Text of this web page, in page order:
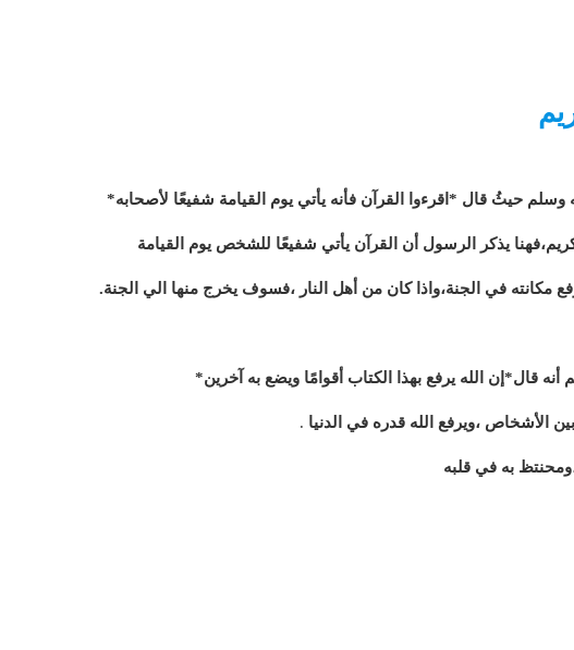
حيثُ قال *اقرءوا القرآن فأنه يأتي يوم القيامة شفيعًا لأصحابه*
يذكر الرسول أن القرآن يأتي شفيعًا للشخص يوم القيامة
مكانته في الجنة،واذا كان من أهل النار ،فسوف يخرج منها الي الجنة.
قال*إن الله يرفع بهذا الكتاب أقوامًا ويضع به آخرين*
الأشخاص ،ويرفع الله قدره في الدنيا .
به في قلبه